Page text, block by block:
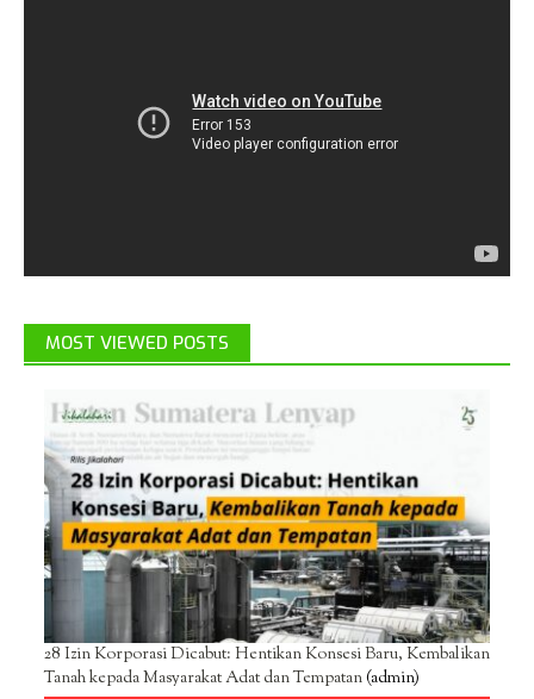
MOST VIEWED POSTS
28 Izin Korporasi Dicabut: Hentikan Konsesi Baru, Kembalikan
Tanah kepada Masyarakat Adat dan Tempatan(admin)